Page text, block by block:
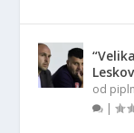
od
|